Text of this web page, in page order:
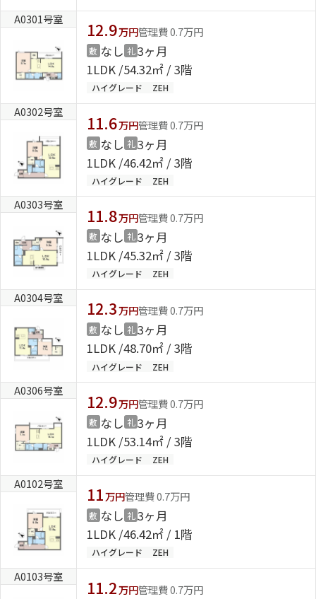
A0301号室
12.9万円管理費 0.7万円
敷 なし 礼 3ヶ月
1LDK 54.32㎡ / 3階
ハイグレード ZEH
A0302号室
11.6万円管理費 0.7万円
敷 なし 礼 3ヶ月
1LDK 46.42㎡ / 3階
ハイグレード ZEH
A0303号室
11.8万円管理費 0.7万円
敷 なし 礼 3ヶ月
1LDK 45.32㎡ / 3階
ハイグレード ZEH
A0304号室
12.3万円管理費 0.7万円
敷 なし 礼 3ヶ月
1LDK 48.70㎡ / 3階
ハイグレード ZEH
A0306号室
12.9万円管理費 0.7万円
敷 なし 礼 3ヶ月
1LDK 53.14㎡ / 3階
ハイグレード ZEH
A0102号室
11万円管理費 0.7万円
敷 なし 礼 3ヶ月
1LDK 46.42㎡ / 1階
ハイグレード ZEH
A0103号室
11.2万円管理費 0.7万円